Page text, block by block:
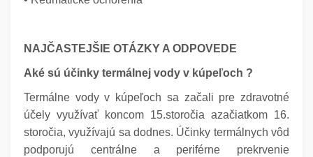
NAJČASTEJŠIE OTÁZKY A ODPOVEDE
Aké sú účinky termálnej vody v kúpeľoch ?
Termálne vody v kúpeľoch sa začali pre zdravotné
účely využívať koncom 15.storočia azačiatkom 16.
storočia, využívajú sa dodnes. Účinky termálnych vôd
podporujú centrálne a periférne prekrvenie